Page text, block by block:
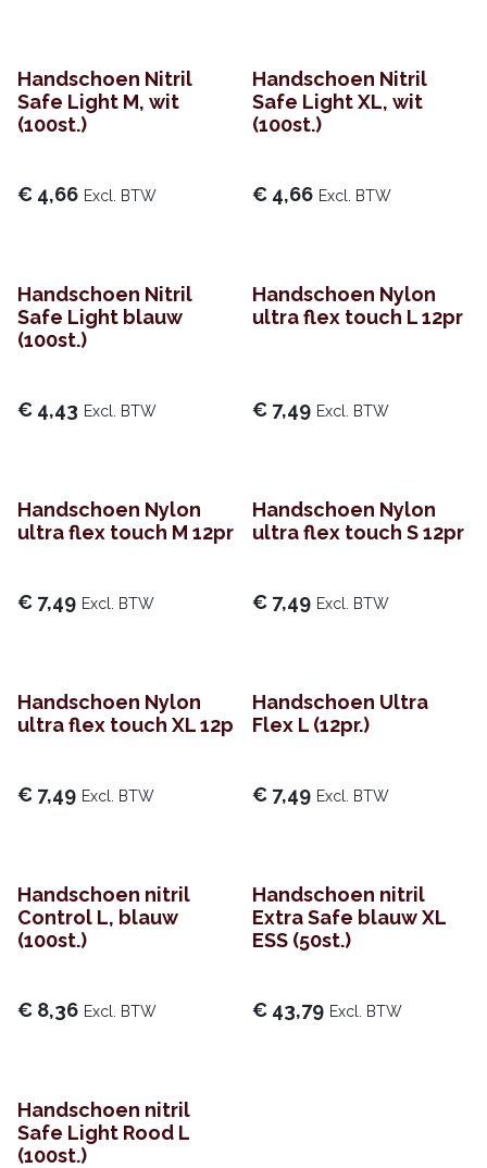
Handschoen Nitril
Safe Light M, wit
(100st.)
€ 4,66 Excl. BTW
Handschoen Nitril
Safe Light XL, wit
(100st.)
€ 4,66 Excl. BTW
Handschoen Nitril
Safe Light blauw
(100st.)
€ 4,43 Excl. BTW
Handschoen Nylon
ultra flex touch L 12pr
€ 7,49 Excl. BTW
Handschoen Nylon
ultra flex touch M 12pr
€ 7,49 Excl. BTW
Handschoen Nylon
ultra flex touch S 12pr
€ 7,49 Excl. BTW
Handschoen Nylon
ultra flex touch XL 12p
€ 7,49 Excl. BTW
Handschoen Ultra
Flex L (12pr.)
€ 7,49 Excl. BTW
Handschoen nitril
Control L, blauw
(100st.)
€ 8,36 Excl. BTW
Handschoen nitril
Extra Safe blauw XL
ESS (50st.)
€ 43,79 Excl. BTW
Handschoen nitril
Safe Light Rood L
(100st.)